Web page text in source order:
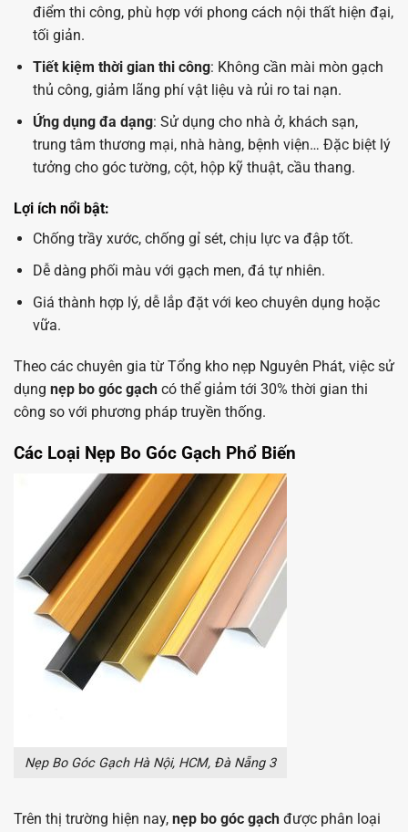
điểm thi công, phù hợp với phong cách nội thất hiện đại,
tối giản.
Tiết kiệm thời gian thi công: Không cần mài mòn gạch
thủ công, giảm lãng phí vật liệu và rủi ro tai nạn.
Ứng dụng đa dạng: Sử dụng cho nhà ở, khách sạn,
trung tâm thương mại, nhà hàng, bệnh viện… Đặc biệt lý
tưởng cho góc tường, cột, hộp kỹ thuật, cầu thang.
Lợi ích nổi bật:
Chống trầy xước, chống gỉ sét, chịu lực va đập tốt.
Dễ dàng phối màu với gạch men, đá tự nhiên.
Giá thành hợp lý, dễ lắp đặt với keo chuyên dụng hoặc
vữa.
Theo các chuyên gia từ Tổng kho nẹp Nguyên Phát, việc sử
dụng nẹp bo góc gạch có thể giảm tới 30% thời gian thi
công so với phương pháp truyền thống.
Các Loại Nẹp Bo Góc Gạch Phổ Biến
Nẹp Bo Góc Gạch Hà Nội, HCM, Đà Nẵng 3
Trên thị trường hiện nay, nẹp bo góc gạch được phân loại